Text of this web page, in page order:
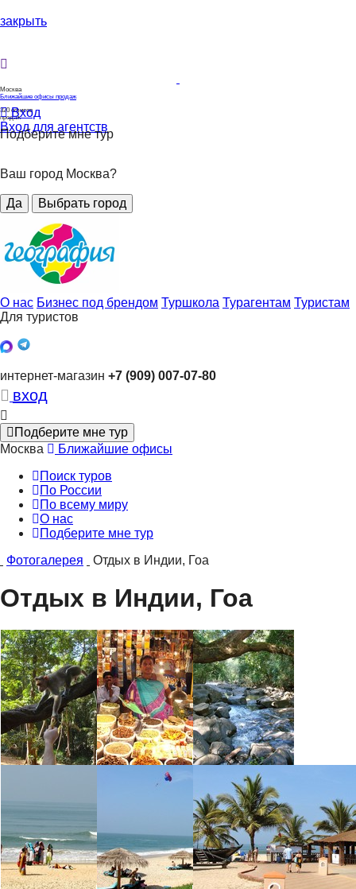
закрыть
Москва
Ближайшие офисы продаж
320 офисов
продаж
Вход
Вход для агентств
Подберите мне тур
Ваш город Москва?
Да Выбрать город
О нас Бизнес под брендом Туршкола Турагентам Туристам
Для туристов
интернет-магазин +7 (909) 007-07-80
вход
Подберите мне тур
Москва
Ближайшие офисы
Поиск туров
По России
По всему миру
О нас
Подберите мне тур
Фотогалерея
Отдых в Индии, Гоа
Отдых в Индии, Гоа